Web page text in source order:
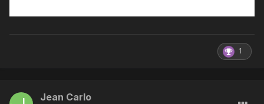
1
Jean Carlo